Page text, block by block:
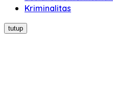
Kriminalitas
tutup